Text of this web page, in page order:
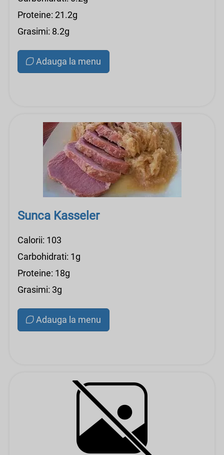
Proteine: 21.2g
Grasimi: 8.2g
Adauga la menu
Sunca Kasseler
Calorii: 103
Carbohidrati: 1g
Proteine: 18g
Grasimi: 3g
Adauga la menu